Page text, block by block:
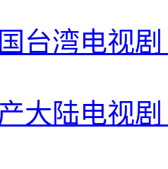
台湾电视
大陆电视